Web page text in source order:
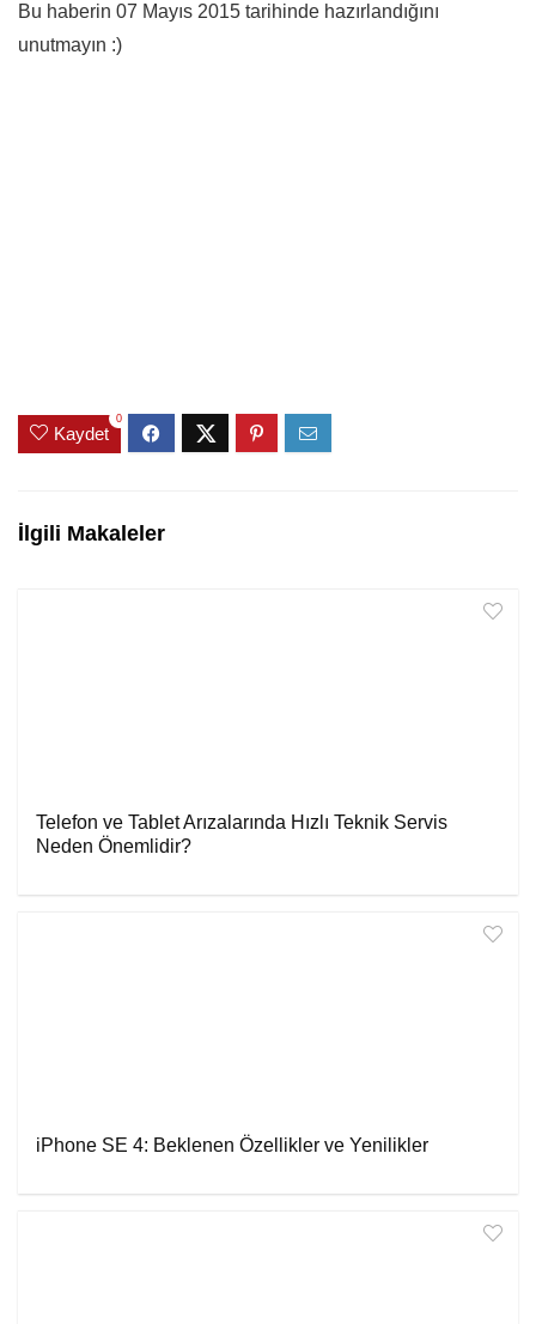
Bu haberin 07 Mayıs 2015 tarihinde hazırlandığını
unutmayın :)
Kaydet
0
İlgili Makaleler
Telefon ve Tablet Arızalarında Hızlı Teknik Servis
Neden Önemlidir?
iPhone SE 4: Beklenen Özellikler ve Yenilikler